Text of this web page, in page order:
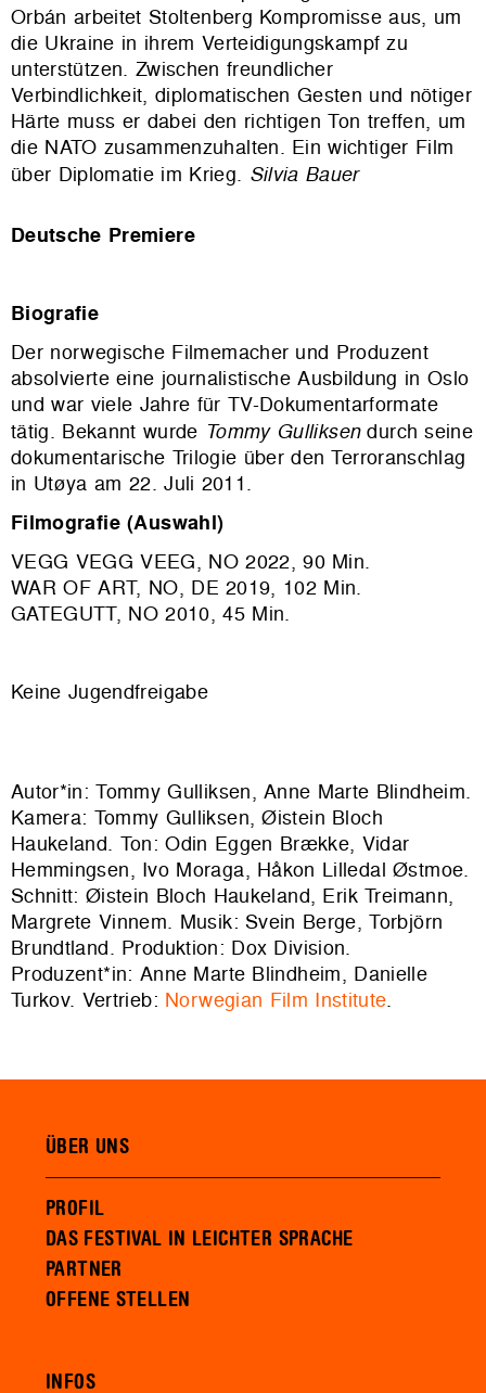
Orbán arbeitet Stoltenberg Kompromisse aus, um
die Ukraine in ihrem Verteidigungskampf zu
unterstützen. Zwischen freundlicher
Verbindlichkeit, diplomatischen Gesten und nötiger
Härte muss er dabei den richtigen Ton treffen, um
die NATO zusammenzuhalten. Ein wichtiger Film
über Diplomatie im Krieg. Silvia Bauer
Deutsche Premiere
Biografie
Der norwegische Filmemacher und Produzent
absolvierte eine journalistische Ausbildung in Oslo
und war viele Jahre für TV-Dokumentarformate
tätig. Bekannt wurde Tommy Gulliksendurch seine
dokumentarische Trilogie über den Terroranschlag
in Utøya am 22. Juli 2011.
Filmografie (Auswahl)
VEGG VEGG VEEG, NO 2022, 90 Min.
WAR OF ART, NO, DE 2019, 102 Min.
GATEGUTT, NO 2010, 45 Min.
Keine Jugendfreigabe
Autor*in: Tommy Gulliksen, Anne Marte Blindheim.
Kamera: Tommy Gulliksen, Øistein Bloch
Haukeland. Ton: Odin Eggen Brække, Vidar
Hemmingsen, Ivo Moraga, Håkon Lilledal Østmoe.
Schnitt: Øistein Bloch Haukeland, Erik Treimann,
Margrete Vinnem. Musik: Svein Berge, Torbjörn
Brundtland. Produktion: Dox Division.
Produzent*in: Anne Marte Blindheim, Danielle
Turkov. Vertrieb: Norwegian Film Institute.
ÜBER UNS
PROFIL
DAS FESTIVAL IN LEICHTER SPRACHE
PARTNER
OFFENE STELLEN
INFOS